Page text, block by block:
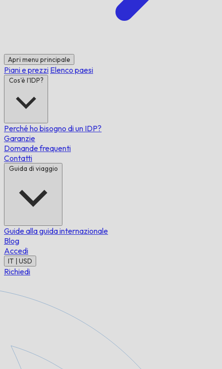
Apri menu principale
Piani e prezzi Elenco paesi
Cos'è l'IDP?
Perché ho bisogno di un IDP?
Garanzie
Domande frequenti
Contatti
Guida di viaggio
Guide alla guida internazionale
Blog
Accedi
IT | USD
Richiedi